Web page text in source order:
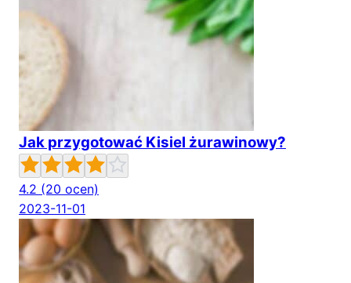
Jak przygotować Kisiel żurawinowy?
4.2 (20 ocen)
2023-11-01